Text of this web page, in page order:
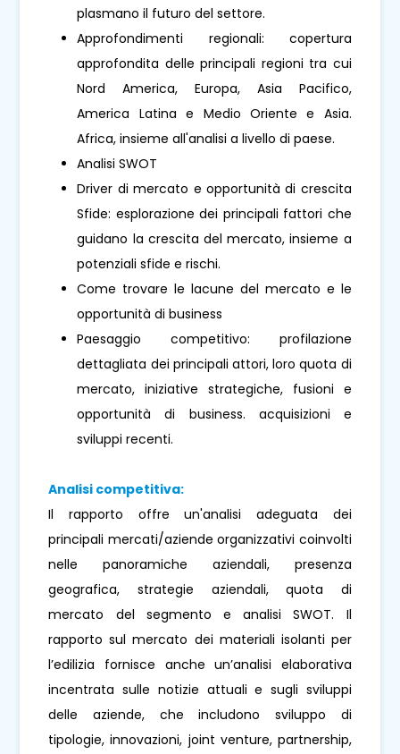
plasmano il futuro del settore.
Approfondimenti regionali: copertura
approfondita delle principali regioni tra cui
Nord America, Europa, Asia Pacifico,
America Latina e Medio Oriente e Asia.
Africa, insieme all'analisi a livello di paese.
Analisi SWOT
Driver di mercato e opportunità di crescita
Sfide: esplorazione dei principali fattori che
guidano la crescita del mercato, insieme a
potenziali sfide e rischi.
Come trovare le lacune del mercato e le
opportunità di business
Paesaggio competitivo: profilazione
dettagliata dei principali attori, loro quota di
mercato, iniziative strategiche, fusioni e
opportunità di business. acquisizioni e
sviluppi recenti.
Analisi competitiva:
Il rapporto offre un'analisi adeguata dei
principali mercati/aziende organizzativi coinvolti
nelle panoramiche aziendali, presenza
geografica, strategie aziendali, quota di
mercato del segmento e analisi SWOT. Il
rapporto sul mercato dei materiali isolanti per
l’edilizia fornisce anche un’analisi elaborativa
incentrata sulle notizie attuali e sugli sviluppi
delle aziende, che includono sviluppo di
tipologie, innovazioni, joint venture, partnership,